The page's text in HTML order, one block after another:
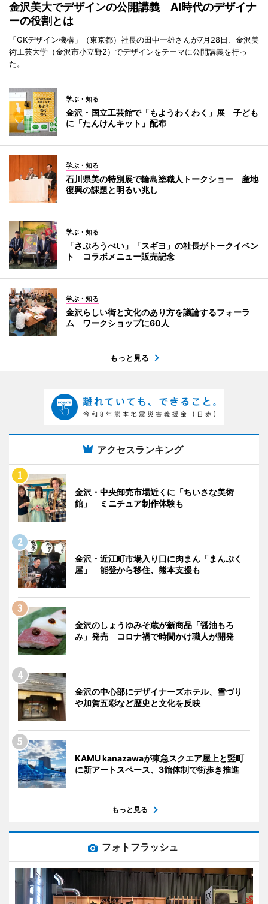
金沢美大でデザインの公開講義 AI時代のデザイナ
ーの役割とは
「GKデザイン機構」（東京都）社長の田中一雄さんが7月28日、金沢美
術工芸大学（金沢市小立野2）でデザインをテーマに公開講義を行っ
た。
学ぶ・知る
金沢・国立工芸館で「もようわくわく」展 子ども
に「たんけんキット」配布
学ぶ・知る
石川県美の特別展で輪島塗職人トークショー 産地
復興の課題と明るい兆し
学ぶ・知る
「さぶろうべい」「スギヨ」の社長がトークイベン
ト コラボメニュー販売記念
学ぶ・知る
金沢らしい街と文化のあり方を議論するフォーラ
ム ワークショップに60人
もっと見る
アクセスランキング
金沢・中央卸売市場近くに「ちいさな美術
館」 ミニチュア制作体験も
金沢・近江町市場入り口に肉まん「まんぷく
屋」 能登から移住、熊本支援も
金沢のしょうゆみそ蔵が新商品「醤油もろ
み」発売 コロナ禍で時間かけ職人が開発
金沢の中心部にデザイナーズホテル、雪づり
や加賀五彩など歴史と文化を反映
KAMU kanazawaが東急スクエア屋上と竪町
に新アートスペース、3館体制で街歩き推進
もっと見る
フォトフラッシュ